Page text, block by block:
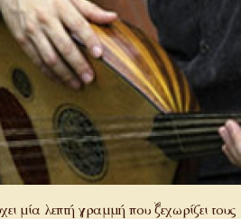
μία λεπτή γραμμή που ξεχωρίζει